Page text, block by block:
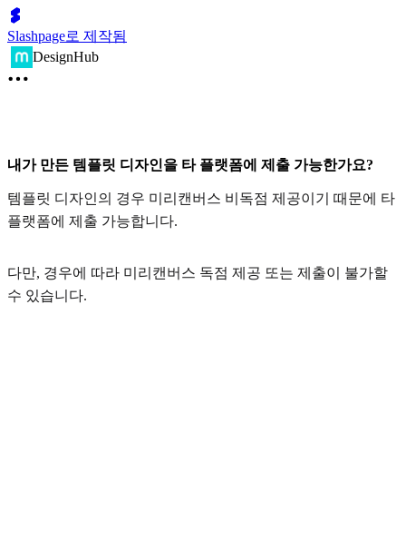
Slashpage로 제작됨
DesignHub
내가 만든 템플릿 디자인을 타 플랫폼에 제출 가능한가요?
템플릿 디자인의 경우 미리캔버스 비독점 제공이기 때문에 타
플랫폼에 제출 가능합니다.
다만, 경우에 따라 미리캔버스 독점 제공 또는 제출이 불가할
수 있습니다.